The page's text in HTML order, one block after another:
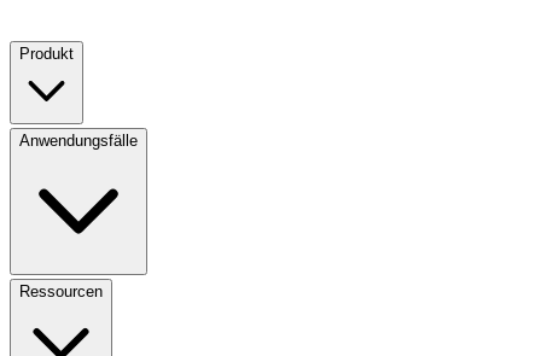
Produkt
Anwendungsfälle
Ressourcen